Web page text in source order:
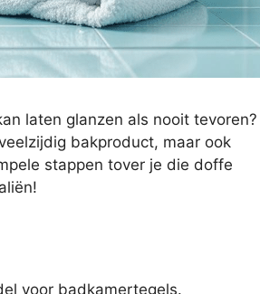
laten glanzen als nooit tevoren?
bakproduct, maar ook
stappen tover je die doffe
voor badkamertegels.